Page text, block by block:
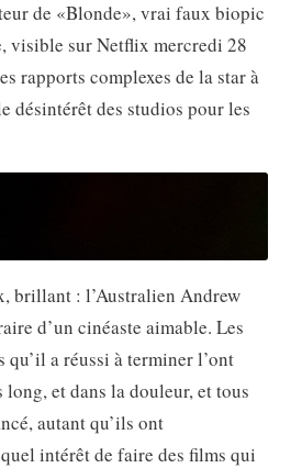
de «Blonde», vrai faux biopic
visible sur Netflix mercredi 28
rapports complexes de la star à
désintérêt des studios pour les
brillant : l’Australien Andrew
d’un cinéaste aimable. Les
qu’il a réussi à terminer l’ont
long, et dans la douleur, et tous
autant qu’ils ont
intérêt de faire des films qui